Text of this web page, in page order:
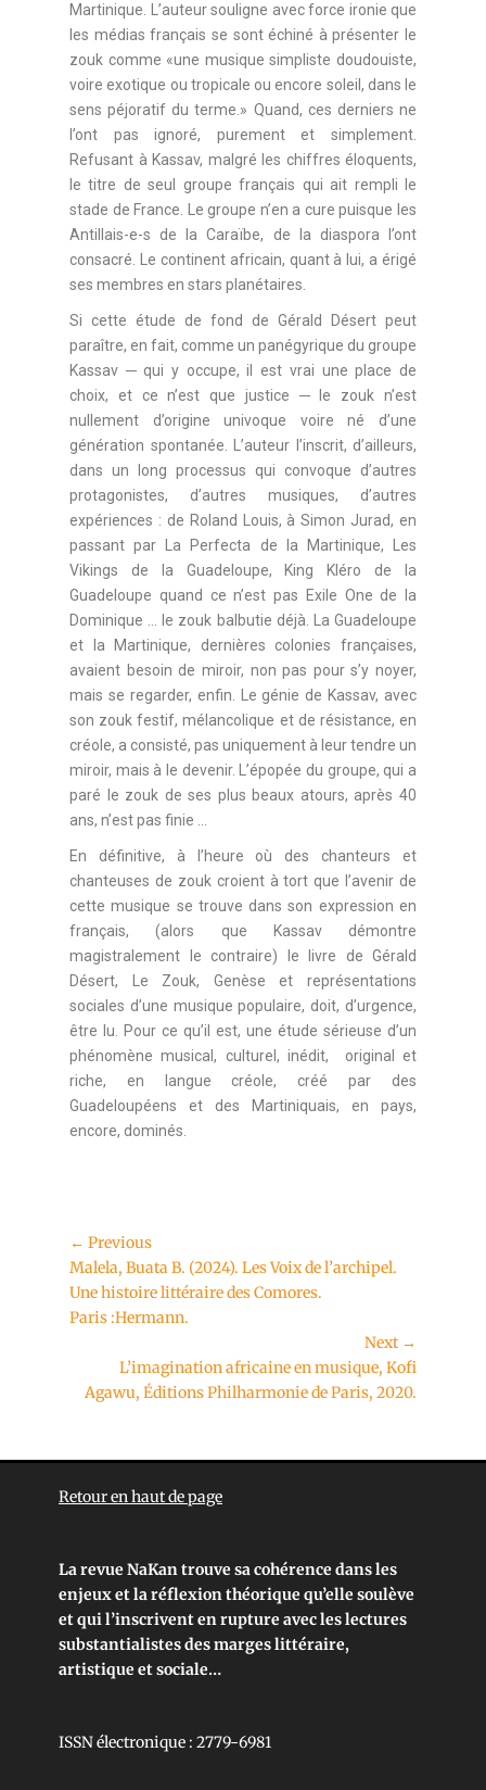
Martinique. L’auteur souligne avec force ironie que
les médias français se sont échiné à présenter le
zouk comme «une musique simpliste doudouiste,
voire exotique ou tropicale ou encore soleil, dans le
sens péjoratif du terme.» Quand, ces derniers ne
l’ont pas ignoré, purement et simplement.
Refusant à Kassav, malgré les chiffres éloquents,
le titre de seul groupe français qui ait rempli le
stade de France. Le groupe n’en a cure puisque les
Antillais-e-s de la Caraïbe, de la diaspora l’ont
consacré. Le continent africain, quant à lui, a érigé
ses membres en stars planétaires.
Si cette étude de fond de Gérald Désert peut
paraître, en fait, comme un panégyrique du groupe
Kassav ─ qui y occupe, il est vrai une place de
choix, et ce n’est que justice ─ le zouk n’est
nullement d’origine univoque voire né d’une
génération spontanée. L’auteur l’inscrit, d’ailleurs,
dans un long processus qui convoque d’autres
protagonistes, d’autres musiques, d’autres
expériences : de Roland Louis, à Simon Jurad, en
passant par La Perfecta de la Martinique, Les
Vikings de la Guadeloupe, King Kléro de la
Guadeloupe quand ce n’est pas Exile One de la
Dominique … le zouk balbutie déjà. La Guadeloupe
et la Martinique, dernières colonies françaises,
avaient besoin de miroir, non pas pour s’y noyer,
mais se regarder, enfin. Le génie de Kassav, avec
son zouk festif, mélancolique et de résistance, en
créole, a consisté, pas uniquement à leur tendre un
miroir, mais à le devenir. L’épopée du groupe, qui a
paré le zouk de ses plus beaux atours, après 40
ans, n’est pas finie …
En définitive, à l’heure où des chanteurs et
chanteuses de zouk croient à tort que l’avenir de
cette musique se trouve dans son expression en
français, (alors que Kassav démontre
magistralement le contraire) le livre de Gérald
Désert, Le Zouk, Genèse et représentations
sociales d’une musique populaire, doit, d’urgence,
être lu. Pour ce qu’il est, une étude sérieuse d’un
phénomène musical, culturel, inédit, original et
riche, en langue créole, créé par des
Guadeloupéens et des Martiniquais, en pays,
encore, dominés.
← Previous
Malela, Buata B. (2024). Les Voix de l’archipel.
Une histoire littéraire des Comores.
Paris :Hermann.
Next →
L’imagination africaine en musique, Kofi
Agawu, Éditions Philharmonie de Paris, 2020.
Retour en haut de page
La revue NaKan trouve sa cohérence dans les
enjeux et la réflexion théorique qu’elle soulève
et qui l’inscrivent en rupture avec les lectures
substantialistes des marges littéraire,
artistique et sociale…
ISSN électronique : 2779-6981